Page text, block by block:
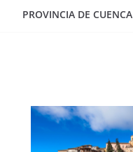
PROVINCIA DE CUENCA